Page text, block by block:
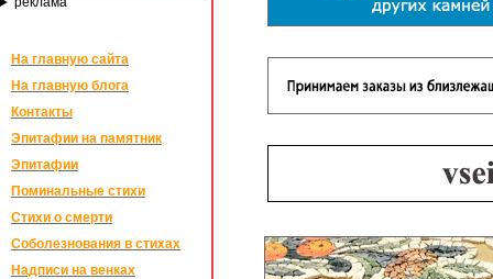
На главную сайта
На главную блога
Контакты
Эпитафии на памятник
Эпитафии
Поминальные стихи
Стихи о смерти
Соболезнования в стихах
Надписи на венках